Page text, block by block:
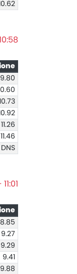
10.62
9.80
10.60
10.73
10.92
11.26
11.46
DNS
8.85
9.27
9.29
9.41
9.88